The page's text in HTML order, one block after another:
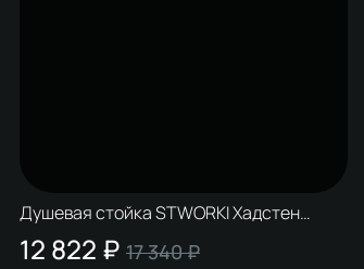
Душевая стойка STWORKI Хадстен
S17180BK со смесителем Нюборг
S37100BK матовая чёрная
12 822 ₽ 17 340 ₽